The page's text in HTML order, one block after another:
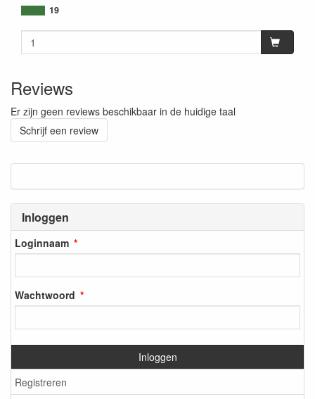
Inloggen
Loginnaam
Wachtwoord
Inloggen
Registreren
19
Reviews
Er zijn geen reviews beschikbaar in de huidige taal
Schrijf een review